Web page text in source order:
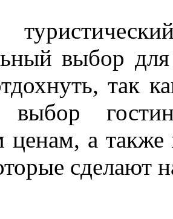
выбор
так
выбор
а также
сделают